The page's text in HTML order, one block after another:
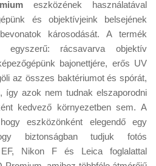
eszközének használatával
és objektívjeink belsejének
károsodását. A termék
egyszerű: rácsavarva objektív
bajonettjére, erős UV
az összes baktériumot és spórát,
így azok nem tudnak elszaporodni
kedvező környezetben sem. A
eszközönként elegendő egy
biztonságban tudjuk fotós
EF, Nikon F és Leica foglalattal